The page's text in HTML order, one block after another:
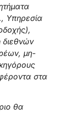
Υπηρεσία
διεθνών
μη-
στα
θα